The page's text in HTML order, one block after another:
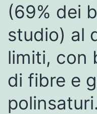
(69% dei
studio) al
limiti, con
di fibre e
polinsaturi.